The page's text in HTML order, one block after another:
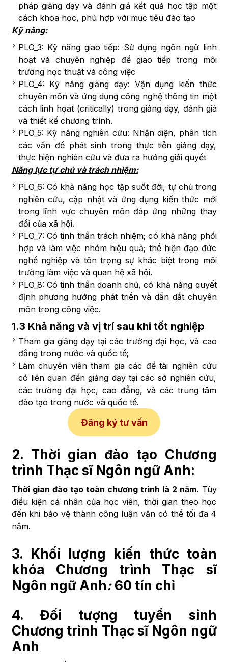
pháp giảng dạy và đánh giá kết quả học tập một
cách khoa học, phù hợp với mục tiêu đào tạo
Kỹ năng:
PLO_3: Kỹ năng giao tiếp: Sử dụng ngôn ngữ linh
hoạt và chuyên nghiệp để giao tiếp trong môi
trường học thuật và công việc
PLO_4: Kỹ năng giảng dạy: Vận dụng kiến thức
chuyên môn và ứng dụng công nghệ thông tin một
cách linh họat (critically) trong giảng dạy, đánh giá
và thiết kế chương trình.
PLO_5: Kỹ năng nghiên cứu: Nhận diện, phân tích
các vấn đề phát sinh trong thực tiễn giảng dạy,
thực hiện nghiên cứu và đưa ra hướng giải quyết
Năng lực tự chủ và trách nhiệm:
PLO_6: Có khả năng học tập suốt đời, tự chủ trong
nghiên cứu, cập nhật và ứng dụng kiến thức mới
trong lĩnh vực chuyên môn đáp ứng những thay
đổi của xã hội.
PLO_7: Có tinh thần trách nhiệm; có khả năng phối
hợp và làm việc nhóm hiệu quả; thể hiện đạo đức
nghề nghiệp và tôn trọng sự khác biệt trong môi
trường làm việc và quan hệ xã hội.
PLO_8: Có tinh thần doanh chủ, có khả năng quyết
định phương hướng phát triển và dẫn dắt chuyên
môn trong công việc.
1.3 Khả năng và vị trí sau khi tốt nghiệp
Tham gia giảng dạy tại các trường đại học, và cao
đẳng trong nước và quốc tế;
Làm chuyên viên tham gia các đề tài nghiên cứu
có liên quan đến giảng dạy tại các sở nghiên cứu,
các trường đại học, cao đẳng, và các trung tâm
đào tạo trong nước và quốc tế.
Đăng ký tư vấn
2. Thời gian đào tạo Chương
trình Thạc sĩ Ngôn ngữ Anh:
Thời gian đào tạo toàn chương trình là 2 năm. Tùy
điều kiện cá nhân của học viên, thời gian theo học
đến khi bảo vệ thành công luận văn có thể tối đa 4
năm.
3. Khối lượng kiến thức toàn
khóa Chương trình Thạc sĩ
Ngôn ngữ Anh: 60 tín chỉ
4. Đối tượng tuyển sinh
Chương trình Thạc sĩ Ngôn ngữ
Anh